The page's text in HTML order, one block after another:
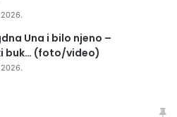
Una i bilo njeno –
buk… (foto/video)